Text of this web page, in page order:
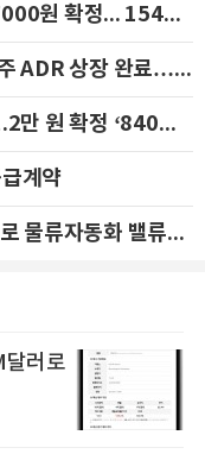
희망밴드 최상단 딜리셔스, 공모가 7000원 확정... 154억 규모 IPO 돌입
SK하이닉스, 나스닥에 1억7790만 주 ADR 상장 완료…29일 국내 추가 상장
자율주행 AI 스트라드비젼, 공모가 1.2만 원 확정 ‘840억 수혈’
계약
클로봇, 두산로지스틱스솔루션 인수로 물류자동화 밸류체인 확장 추진 - IBK투자증권
달러로